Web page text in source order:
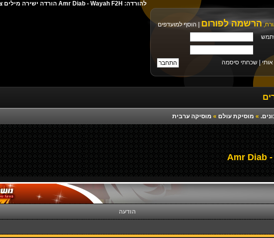
הרשמה לפורום
הוסף למועדפים
אותי |שכחתי סיסמה
להורדה: Amr Diab - Wayah F2H הורדה ישירה מילים צלצול פלייבק רמיקס יוטיוב
» מוסיקת עולם » מוסיקה ערבית
הודעה